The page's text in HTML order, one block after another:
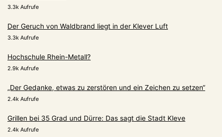
3.3k Aufrufe
Der Geruch von Waldbrand liegt in der Klever Luft
3.3k Aufrufe
Hochschule Rhein-Metall?
2.9k Aufrufe
„Der Gedanke, etwas zu zerstören und ein Zeichen zu setzen“
2.4k Aufrufe
Grillen bei 35 Grad und Dürre: Das sagt die Stadt Kleve
2.4k Aufrufe